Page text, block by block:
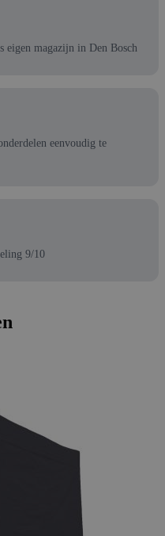
eigen magazijn in Den Bosch
eenvoudig te
9/10